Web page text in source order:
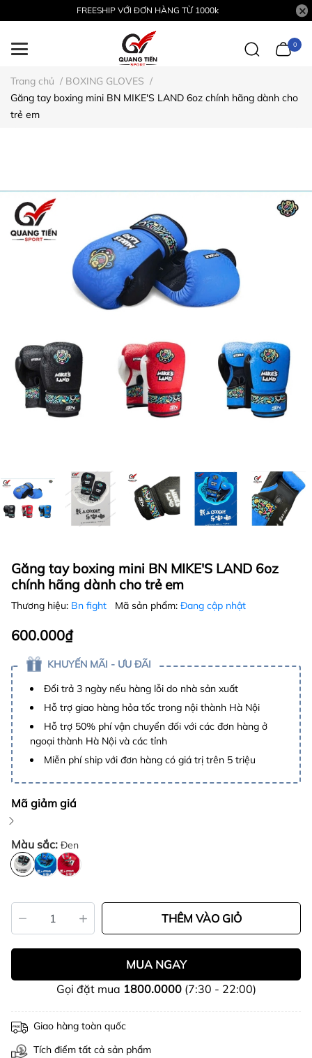
FREESHIP VỚI ĐƠN HÀNG TỪ 1000k
0
Trang chủ / BOXING GLOVES /
Găng tay boxing mini BN MIKE'S LAND 6oz chính hãng dành cho
trẻ em
Găng tay boxing mini BN MIKE'S LAND 6oz
chính hãng dành cho trẻ em
Thương hiệu: Bn fight Mã sản phẩm: Đang cập nhật
600.000₫
KHUYẾN MÃI - ƯU ĐÃI
Đổi trả 3 ngày nếu hàng lỗi do nhà sản xuất
Hỗ trợ giao hàng hỏa tốc trong nội thành Hà Nội
Hỗ trợ 50% phí vận chuyển đối với các đơn hàng ở
ngoại thành Hà Nội và các tỉnh
Miễn phí ship với đơn hàng có giá trị trên 5 triệu
Mã giảm giá
Màu sắc: Đen
THÊM VÀO GIỎ
MUA NGAY
Gọi đặt mua 1800.0000(7:30 - 22:00)
Giao hàng toàn quốc
Tích điểm tất cả sản phẩm